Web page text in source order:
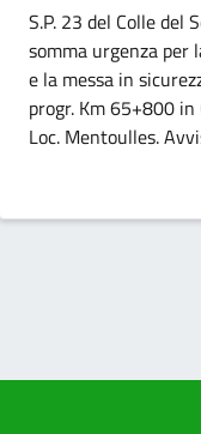
S.P. 23 del Colle del
somma urgenza per
e la messa in
progr. Km 65+800
Loc. Mentoulles.